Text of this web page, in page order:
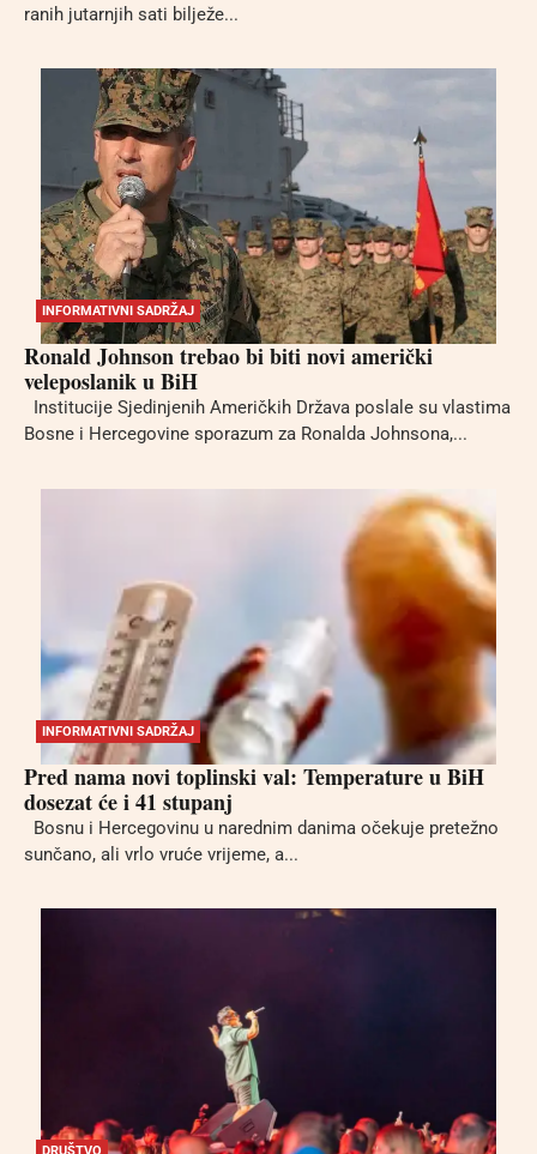
ranih jutarnjih sati bilježe...
INFORMATIVNI SADRŽAJ
Ronald Johnson trebao bi biti novi američki
veleposlanik u BiH
Institucije Sjedinjenih Američkih Država poslale su vlastima
Bosne i Hercegovine sporazum za Ronalda Johnsona,...
INFORMATIVNI SADRŽAJ
Pred nama novi toplinski val: Temperature u BiH
dosezat će i 41 stupanj
Bosnu i Hercegovinu u narednim danima očekuje pretežno
sunčano, ali vrlo vruće vrijeme, a...